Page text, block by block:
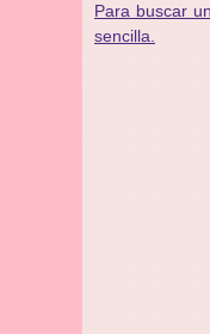
Para buscar
sencilla.